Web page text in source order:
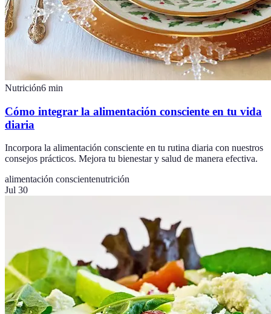
Nutrición6 min
Cómo integrar la alimentación consciente en tu vida
diaria
Incorpora la alimentación consciente en tu rutina diaria con nuestros
consejos prácticos. Mejora tu bienestar y salud de manera efectiva.
alimentación conscientenutrición
Jul 30